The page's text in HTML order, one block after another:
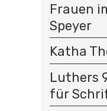
Frauen
Speyer
Katha
Luthers
für